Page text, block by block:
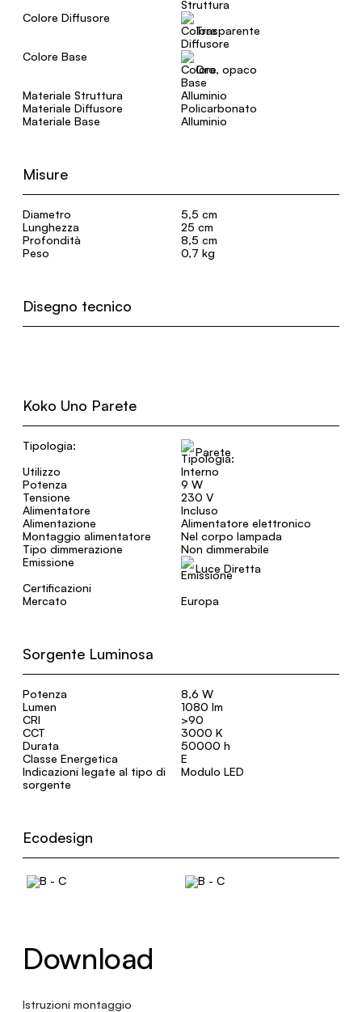
Colore Diffusore
Trasparente
Colore Base
Oro, opaco
Materiale Struttura
Alluminio
Materiale Diffusore
Policarbonato
Materiale Base
Alluminio
Misure
Diametro
5,5 cm
Lunghezza
25 cm
Profondità
8,5 cm
Peso
0,7 kg
Disegno tecnico
Koko Uno Parete
Tipologia:
Parete
Utilizzo
Interno
Potenza
9 W
Tensione
230 V
Alimentatore
Incluso
Alimentazione
Alimentatore elettronico
Montaggio alimentatore
Nel corpo lampada
Tipo dimmerazione
Non dimmerabile
Emissione
Luce Diretta
Certificazioni
Mercato
Europa
Sorgente Luminosa
Potenza
8,6 W
Lumen
1080 lm
CRI
>90
CCT
3000 K
Durata
50000 h
Classe Energetica
E
Indicazioni legate al tipo di
sorgente
Modulo LED
Ecodesign
Download
Istruzioni montaggio